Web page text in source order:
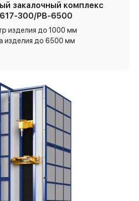
закалочный комплекс
300/РВ-6500
изделия до 1000 мм
изделия до 6500 мм